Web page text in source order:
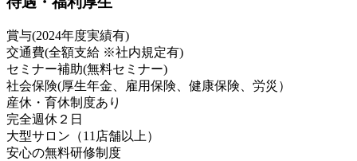
賞与(2024年度実績有)
交通費(全額支給 ※社内規定有)
セミナー補助(無料セミナー)
社会保険(厚生年金、雇用保険、健康保険、労災）
産休・育休制度あり
完全週休２日
大型サロン（11店舗以上）
安心の無料研修制度